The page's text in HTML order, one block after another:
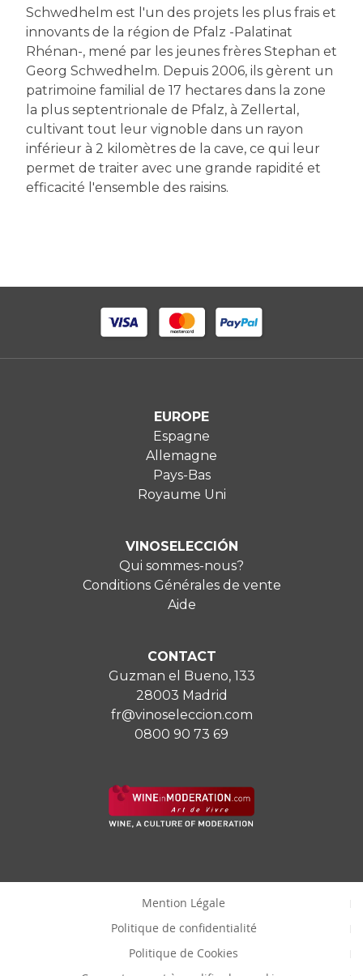
Schwedhelm est l'un des projets les plus frais et
innovants de la région de Pfalz -Palatinat
Rhénan-, mené par les jeunes frères Stephan et
Georg Schwedhelm. Depuis 2006, ils gèrent un
patrimoine familial de 17 hectares dans la zone
la plus septentrionale de Pfalz, à Zellertal,
cultivant tout leur vignoble dans un rayon
inférieur à 2 kilomètres de la cave, ce qui leur
permet de traiter avec une grande rapidité et
efficacité l'ensemble des raisins.
EUROPE
Espagne
Allemagne
Pays-Bas
Royaume Uni
VINOSELECCIÓN
Qui sommes-nous?
Conditions Générales de vente
Aide
CONTACT
Guzman el Bueno, 133
28003 Madrid
fr@vinoseleccion.com
0800 90 73 69
Mention Légale
Politique de confidentialité
Politique de Cookies